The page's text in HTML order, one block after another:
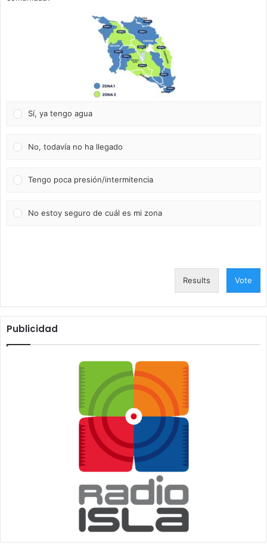
Sí, ya tengo agua
No, todavía no ha llegado
Tengo poca presión/intermitencia
No estoy seguro de cuál es mi zona
Results Vote
Publicidad